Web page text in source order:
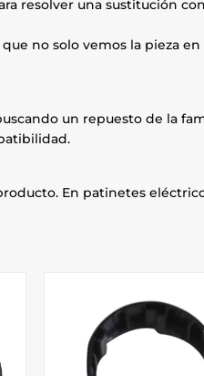
resolver una sustitución
no solo vemos la pieza
un repuesto de la
En patinetes